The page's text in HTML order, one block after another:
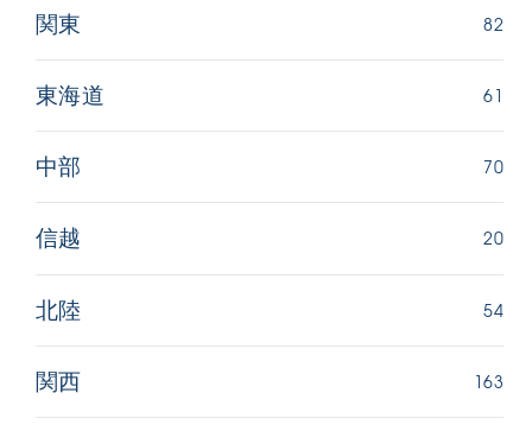
関東 82
東海道 61
中部 70
信越 20
北陸 54
関西 163